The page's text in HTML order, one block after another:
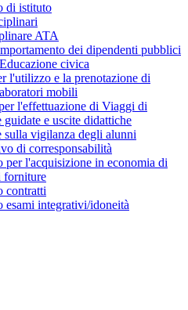
di istituto
ATA
dei dipendenti pubblici
civica
l'utilizzo e la prenotazione di
mobili
l'effettuazione di Viaggi di
guidate e uscite didattiche
sulla vigilanza degli alunni
di corresponsabilità
per l'acquisizione in economia di
forniture
contratti
esami integrativi/idoneità